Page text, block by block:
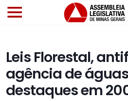
Leis Florestal,
agência de
destaques em